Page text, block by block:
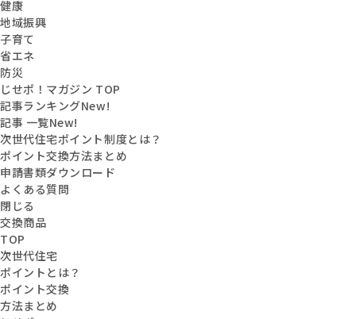
健康
地域振興
子育て
省エネ
防災
じせポ！マガジン TOP
記事ランキングNew!
記事 一覧New!
次世代住宅ポイント制度とは？
ポイント交換方法まとめ
申請書類ダウンロード
よくある質問
閉じる
交換商品
TOP
次世代住宅
ポイントとは？
ポイント交換
方法まとめ